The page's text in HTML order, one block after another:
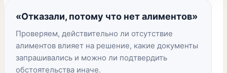
«Отказали, потому что нет алиментов»
Проверяем, действительно ли отсутствие
алиментов влияет на решение, какие документы
запрашивались и можно ли подтвердить
обстоятельства иначе.